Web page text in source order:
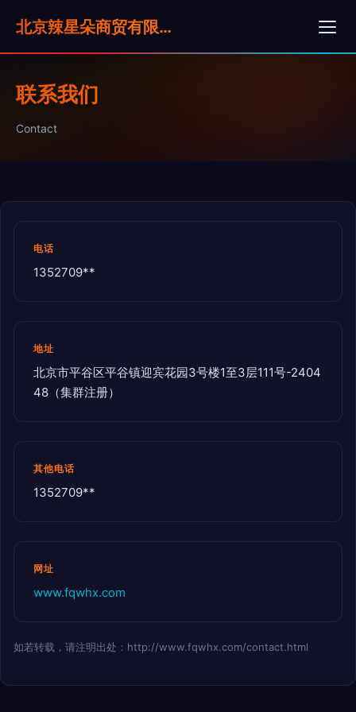
北京辣星朵商贸有限公司
联系我们
Contact
电话
1352709**
地址
北京市平谷区平谷镇迎宾花园3号楼1至3层111号-2404
48（集群注册）
其他电话
1352709**
网址
www.fqwhx.com
如若转载，请注明出处：http://www.fqwhx.com/contact.html